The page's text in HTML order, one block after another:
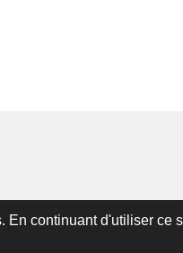
continuant d'utiliser ce